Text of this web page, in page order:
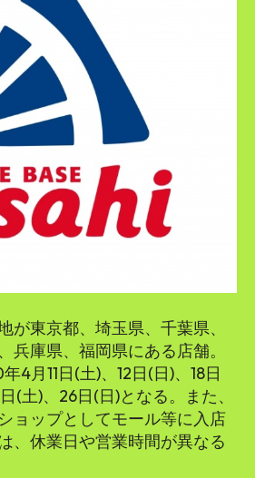
が東京都、埼玉県、千葉県、
兵庫県、福岡県にある店舗。
4月11日(土)、12日(日)、18日
(土)、26日(日)となる。また、
ョップとしてモール等に入店
、休業日や営業時間が異なる